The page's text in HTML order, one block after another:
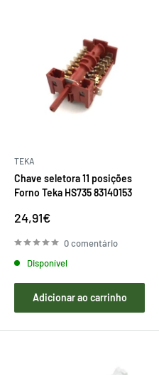
TEKA
Chave seletora 11 posições
Forno Teka HS735 83140153
Preço
venda
24,91€
0 comentário
Disponível
Adicionar ao carrinho